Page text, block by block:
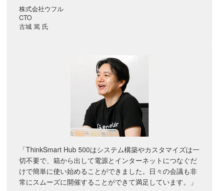
株式会社ウフル
CTO
古城 篤 氏
「ThinkSmart Hub 500はシステム構築やカスタマイズは一
切不要で、箱から出して電源とインターネットにつなぐだ
けで簡単に使い始めることができました。日々の会議も非
常にスムーズに開催することができて満足しています。」